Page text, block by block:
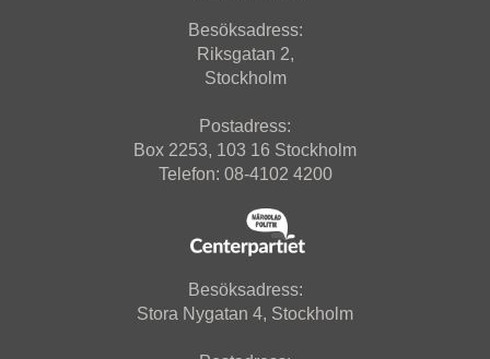
Besöksadress:
Riksgatan 2,
Stockholm
Postadress:
Box 2253, 103 16 Stockholm
Telefon: 08-4102 4200
Besöksadress:
Stora Nygatan 4, Stockholm